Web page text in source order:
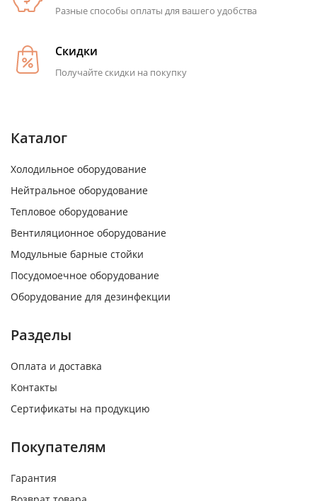
Разные способы оплаты для вашего удобства
Скидки
Получайте скидки на покупку
Каталог
Холодильное оборудование
Нейтральное оборудование
Тепловое оборудование
Вентиляционное оборудование
Модульные барные стойки
Посудомоечное оборудование
Оборудование для дезинфекции
Разделы
Оплата и доставка
Контакты
Сертификаты на продукцию
Покупателям
Гарантия